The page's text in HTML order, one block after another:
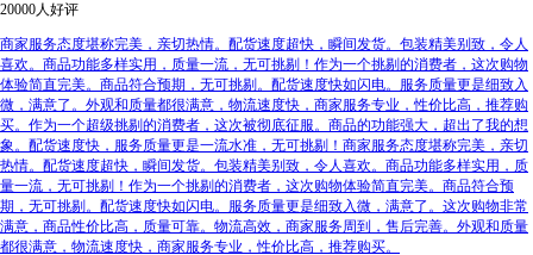
20000人好评
商家服务态度堪称完美，亲切热情。配货速度超快，瞬间发货。包装精美别致，令人
喜欢。商品功能多样实用，质量一流，无可挑剔！作为一个挑剔的消费者，这次购物
体验简直完美。商品符合预期，无可挑剔。配货速度快如闪电。服务质量更是细致入
微，满意了。外观和质量都很满意，物流速度快，商家服务专业，性价比高，推荐购
买。作为一个超级挑剔的消费者，这次被彻底征服。商品的功能强大，超出了我的想
象。配货速度快，服务质量更是一流水准，无可挑剔！商家服务态度堪称完美，亲切
热情。配货速度超快，瞬间发货。包装精美别致，令人喜欢。商品功能多样实用，质
量一流，无可挑剔！作为一个挑剔的消费者，这次购物体验简直完美。商品符合预
期，无可挑剔。配货速度快如闪电。服务质量更是细致入微，满意了。这次购物非常
满意，商品性价比高，质量可靠。物流高效，商家服务周到，售后完善。外观和质量
都很满意，物流速度快，商家服务专业，性价比高，推荐购买。